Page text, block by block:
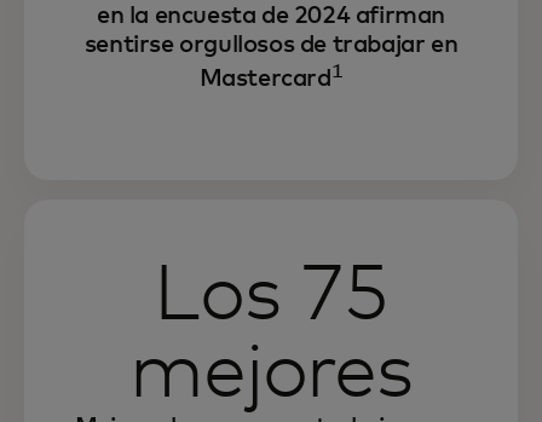
Continuamos fomentando un lugar de
en la encuesta de 2024 afirman
sentirse orgullosos de trabajar en
Mastercard 1
Los 75
mejores